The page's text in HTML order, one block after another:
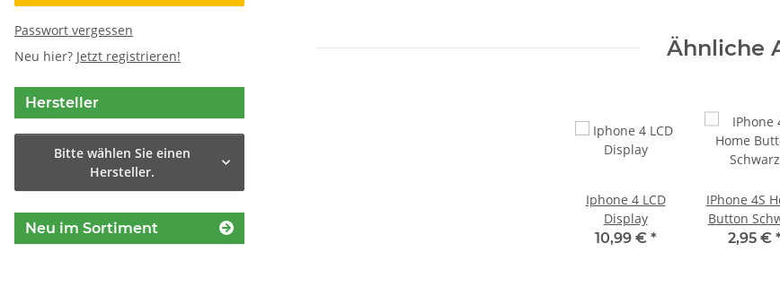
Ähnliche
Iphone 4 LCD
Display
10,99 € *
IPhone 4S
Button
2,95 €
Passwort vergessen
Neu hier? Jetzt registrieren!
Hersteller
Bitte wählen Sie einen
Hersteller.
Neu im Sortiment